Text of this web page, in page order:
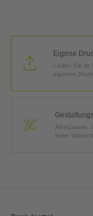
Eigene
Laden Sie im
eigenen
All-inclusive:
Ihren